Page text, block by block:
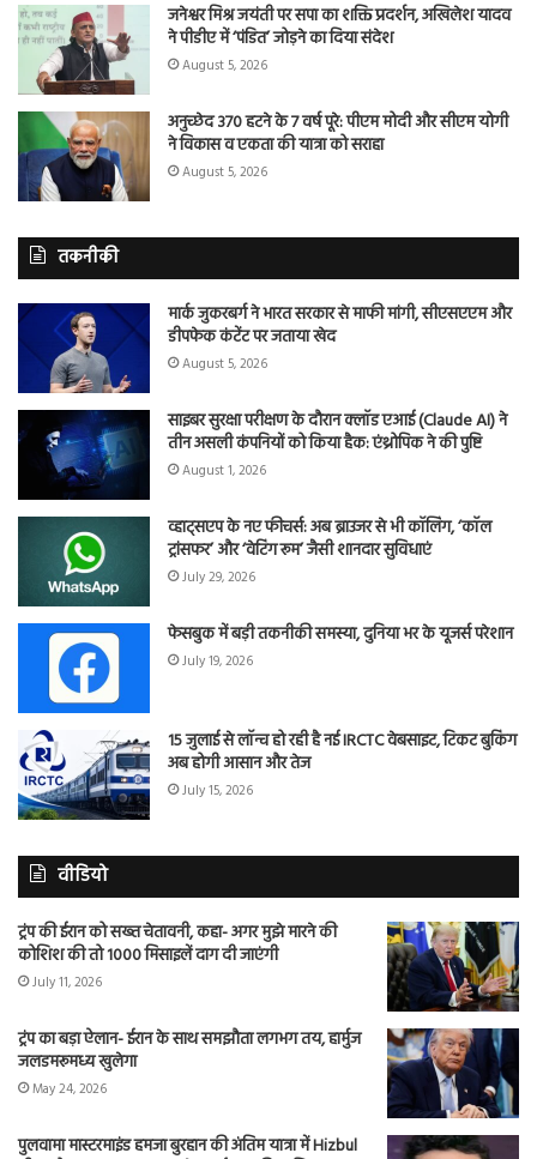
जनेश्वर मिश्र जयंती पर सपा का शक्ति प्रदर्शन, अखिलेश यादव
ने पीडीए में ‘पंडित’ जोड़ने का दिया संदेश
August 5, 2026
अनुच्छेद 370 हटने के 7 वर्ष पूरे: पीएम मोदी और सीएम योगी
ने विकास व एकता की यात्रा को सराहा
August 5, 2026
तकनीकी
मार्क जुकरबर्ग ने भारत सरकार से माफी मांगी, सीएसएएम और
डीपफेक कंटेंट पर जताया खेद
August 5, 2026
साइबर सुरक्षा परीक्षण के दौरान क्लॉड एआई (Claude AI) ने
तीन असली कंपनियों को किया हैक: एंथ्रोपिक ने की पुष्टि
August 1, 2026
व्हाट्सएप के नए फीचर्स: अब ब्राउजर से भी कॉलिंग, ‘कॉल
ट्रांसफर’ और ‘वेटिंग रूम’ जैसी शानदार सुविधाएं
July 29, 2026
फेसबुक में बड़ी तकनीकी समस्या, दुनिया भर के यूजर्स परेशान
July 19, 2026
15 जुलाई से लॉन्च हो रही है नई IRCTC वेबसाइट, टिकट बुकिंग
अब होगी आसान और तेज
July 15, 2026
वीडियो
ट्रंप की ईरान को सख्त चेतावनी, कहा- अगर मुझे मारने की
कोशिश की तो 1000 मिसाइलें दाग दी जाएंगी
July 11, 2026
ट्रंप का बड़ा ऐलान- ईरान के साथ समझौता लगभग तय, हार्मुज
जलडमरूमध्य खुलेगा
May 24, 2026
पुलवामा मास्टरमाइंड हमजा बुरहान की अंतिम यात्रा में Hizbul